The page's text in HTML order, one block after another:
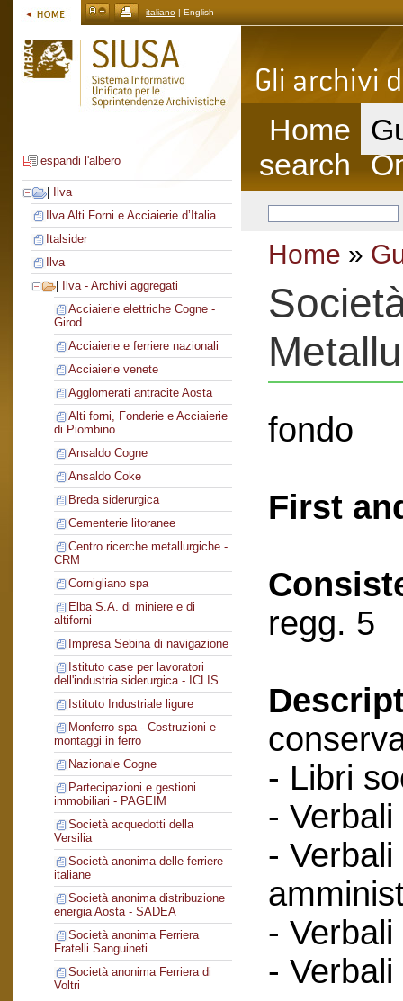
italiano | English
espandi l'albero
Ilva
Ilva Alti Forni e Acciaierie d’Italia
Italsider
Ilva
Ilva - Archivi aggregati
Acciaierie elettriche Cogne -
Girod
Acciaierie e ferriere nazionali
Acciaierie venete
Agglomerati antracite Aosta
Alti forni, Fonderie e Acciaierie
di Piombino
Ansaldo Cogne
Ansaldo Coke
Breda siderurgica
Cementerie litoranee
Centro ricerche metallurgiche -
CRM
Cornigliano spa
Elba S.A. di miniere e di
altiforni
Impresa Sebina di navigazione
Istituto case per lavoratori
dell'industria siderurgica - ICLIS
Istituto Industriale ligure
Monferro spa - Costruzioni e
montaggi in ferro
Nazionale Cogne
Partecipazioni e gestioni
immobiliari - PAGEIM
Società acquedotti della
Versilia
Società anonima delle ferriere
italiane
Società anonima distribuzione
energia Aosta - SADEA
Società anonima Ferriera
Fratelli Sanguineti
Società anonima Ferriera di
Voltri
Home
search
Home »
fondo
First
regg. 5
- Libri
-
-
-
-